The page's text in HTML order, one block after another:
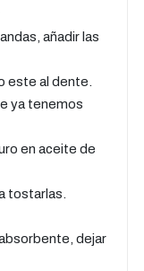
añadir las
este al dente.
ya tenemos
en aceite de
tostarlas.
dejar